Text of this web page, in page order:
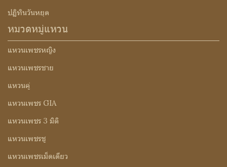
ปฏิทินวันหยุด
หมวดหมู่แหวน
แหวนเพชรหญิง
แหวนเพชรชาย
แหวนคู่
แหวนเพชร GIA
แหวนเพชร 3 มิติ
แหวนเพชรชู
แหวนเพชรเม็ดเดียว